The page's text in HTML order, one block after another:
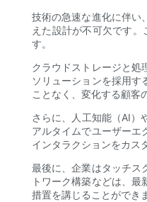
技術の急速な進化に伴い
えた設計が不可欠です
す。
クラウドストレージと処
ソリューションを採用す
ことなく、変化する顧客
さらに、人工知能（AI）
アルタイムでユーザーエ
インタラクションをカス
最後に、企業はタッチス
トワーク構築などは、
措置を講じることができ